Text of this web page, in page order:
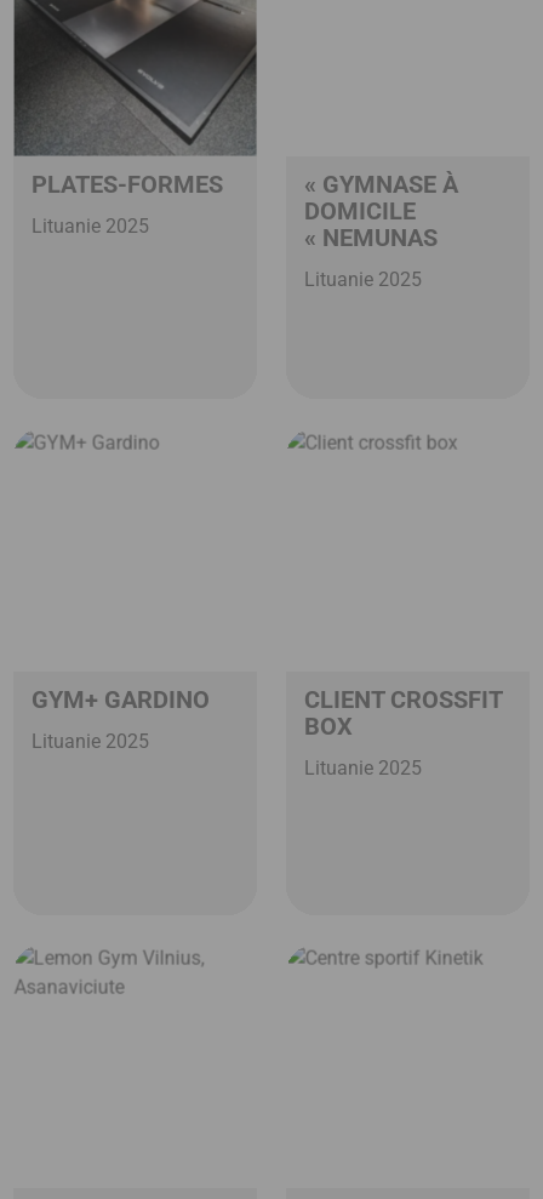
PLATES-FORMES
Lituanie 2025
« GYMNASE À
DOMICILE
« NEMUNAS
Lituanie 2025
GYM+ GARDINO
Lituanie 2025
CLIENT CROSSFIT
BOX
Lituanie 2025